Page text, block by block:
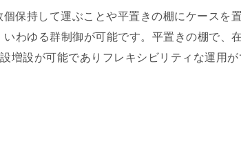
保持して運ぶことや平置きの棚にケースを
わゆる群制御が可能です。平置きの棚で、
増設が可能でありフレキシビリティな運用